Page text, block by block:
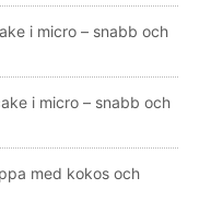
i micro – snabb och
i micro – snabb och
med kokos och